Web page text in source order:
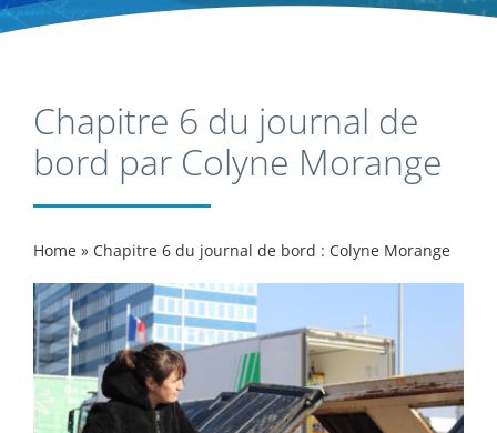
Chapitre 6 du journal de
bord par Colyne Morange
Home» Chapitre 6 du journal de bord : Colyne Morange